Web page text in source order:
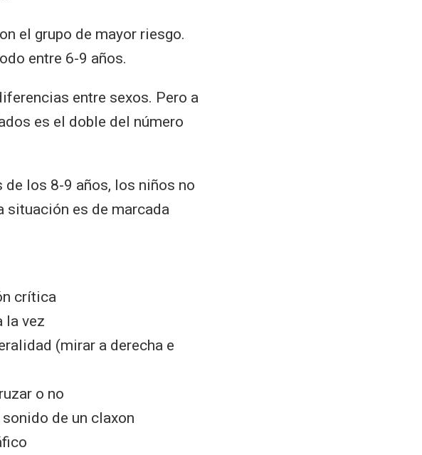
el grupo de mayor riesgo.
entre 6-9 años.
entre sexos. Pero a
es el doble del número
los 8-9 años, los niños no
situación es de marcada
crítica
la vez
(mirar a derecha e
o no
de un claxon